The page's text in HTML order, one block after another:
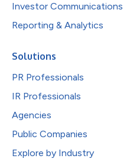
Investor Communications
Reporting & Analytics
Solutions
PR Professionals
IR Professionals
Agencies
Public Companies
Explore by Industry